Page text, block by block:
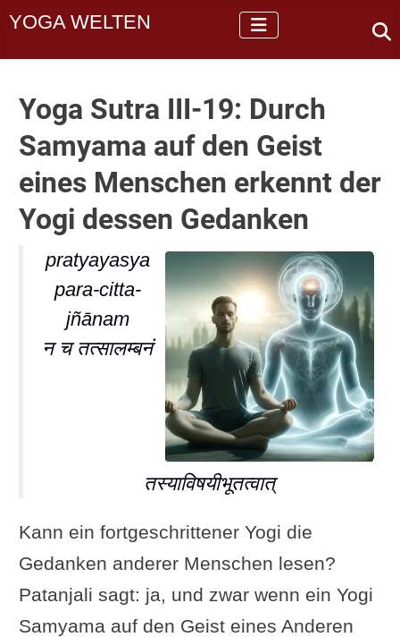
YOGA WELTEN
Yoga Sutra III-19: Durch
Samyama auf den Geist
eines Menschen erkennt der
Yogi dessen Gedanken
pratyayasya
para-citta-
jñānam
न च तत्सालम्बनं
तस्याविषयीभूतत्वात्
Kann ein fortgeschrittener Yogi die
Gedanken anderer Menschen lesen?
Patanjali sagt: ja, und zwar wenn ein Yogi
Samyama auf den Geist eines Anderen